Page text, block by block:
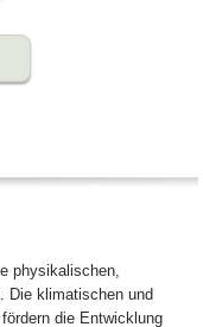
physikalischen,
Die klimatischen und
die Entwicklung